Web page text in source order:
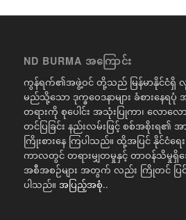
ND BURMA အကြောင်း
ကွန်ရက်၏အဖွဲ့ဝင် တို့သည် မြန်မာနိုင်ငံရှိ လူ
မည်သို့သော ဒုက္ခဝေဒနာများ ခံစားနေရပုံ
တရားကို စုပေါင်း အသုံးပြုကာ၊ လော
တင်ပြခြင်း နည်းလမ်းဖြင့် စစ်အစိုးရ၏ အ
ကြိုးစားနေ ကြပါသည်။ ထို့အပြင် နိုင်ငံရေ
ကာလတွင် တရားမျှတမှုနှင့် တာဝန်သိမှုရှိ
အစီအစဉ်များ အတွက် လည်း ကြိုတင် ပြင်
ပါသည်။ အပြည့်အစုံ..